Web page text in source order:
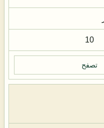
10
تصفح